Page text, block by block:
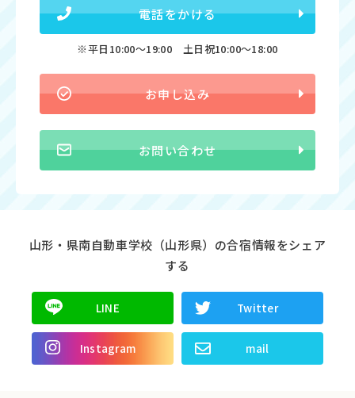
電話をかける
※平日10:00〜19:00 土日祝10:00〜18:00
お申し込み
お問い合わせ
山形・県南自動車学校（山形県）の合宿情報をシェア
する
LINE Twitter
Instagram mail